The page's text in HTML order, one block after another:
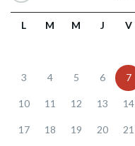
L M M J V
3 4 5 6 7
10 11 12 13 14
17 18 19 20 21